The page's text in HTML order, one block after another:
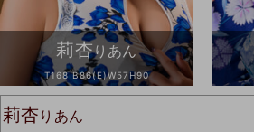
莉杏りあん
T168 B86(E)W57H90
莉杏りあん